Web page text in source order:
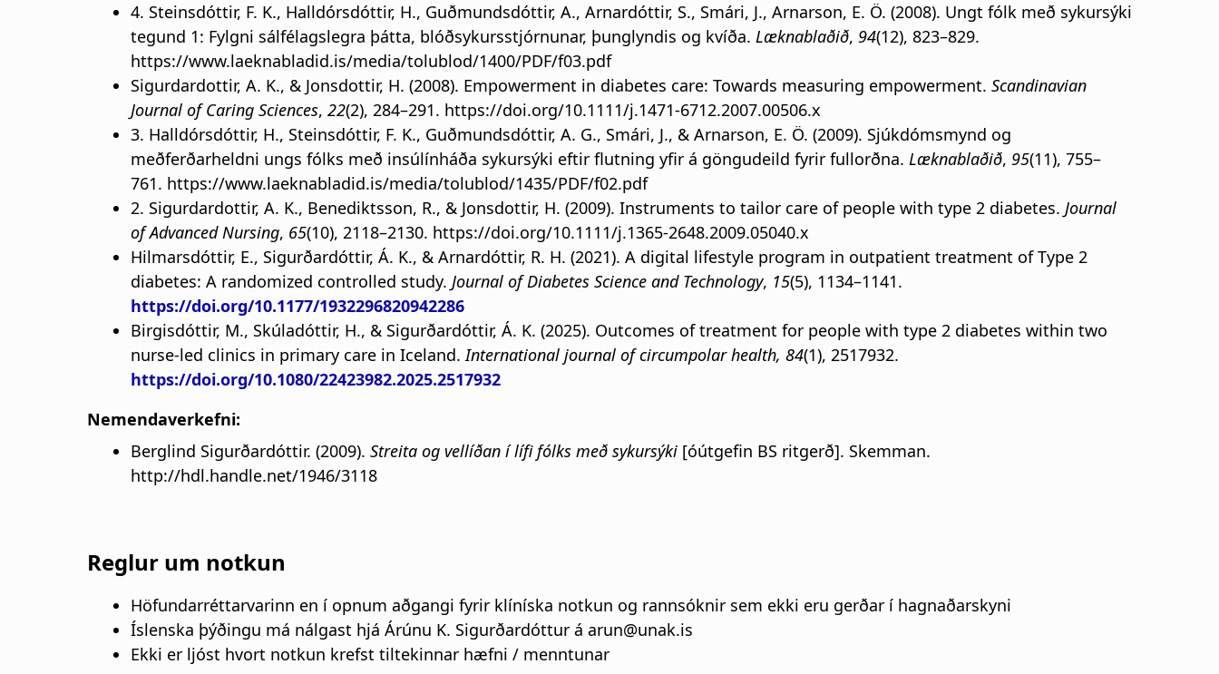
4. Steinsdóttir, F. K., Halldórsdóttir, H., Guðmundsdóttir, A., Arnardóttir, S., Smári, J., Arnarson, E. Ö. (2008). Ungt fólk með sykursýki
tegund 1: Fylgni sálfélagslegra þátta, blóðsykursstjórnunar, þunglyndis og kvíða. Læknablaðið, 94(12), 823–829.
https://www.laeknabladid.is/media/tolublod/1400/PDF/f03.pdf
Sigurdardottir, A. K., & Jonsdottir, H. (2008). Empowerment in diabetes care: Towards measuring empowerment. Scandinavian
Journal of Caring Sciences, 22(2), 284–291. https://doi.org/10.1111/j.1471-6712.2007.00506.x
3. Halldórsdóttir, H., Steinsdóttir, F. K., Guðmundsdóttir, A. G., Smári, J., & Arnarson, E. Ö. (2009). Sjúkdómsmynd og
meðferðarheldni ungs fólks með insúlínháða sykursýki eftir flutning yfir á göngudeild fyrir fullorðna. Læknablaðið, 95(11), 755–
761. https://www.laeknabladid.is/media/tolublod/1435/PDF/f02.pdf
2. Sigurdardottir, A. K., Benediktsson, R., & Jonsdottir, H. (2009). Instruments to tailor care of people with type 2 diabetes. Journal
of Advanced Nursing, 65(10), 2118–2130. https://doi.org/10.1111/j.1365-2648.2009.05040.x
Hilmarsdóttir, E., Sigurðardóttir, Á. K., & Arnardóttir, R. H. (2021). A digital lifestyle program in outpatient treatment of Type 2
diabetes: A randomized controlled study. Journal of Diabetes Science and Technology, 15(5), 1134–1141.
https://doi.org/10.1177/1932296820942286
Birgisdóttir, M., Skúladóttir, H., & Sigurðardóttir, Á. K. (2025). Outcomes of treatment for people with type 2 diabetes within two
nurse-led clinics in primary care in Iceland. International journal of circumpolar health, 84(1), 2517932.
https://doi.org/10.1080/22423982.2025.2517932
Nemendaverkefni:
Berglind Sigurðardóttir. (2009). Streita og vellíðan í lífi fólks með sykursýki [óútgefin BS ritgerð]. Skemman.
http://hdl.handle.net/1946/3118
Reglur um notkun
Höfundarréttarvarinn en í opnum aðgangi fyrir klíníska notkun og rannsóknir sem ekki eru gerðar í hagnaðarskyni
Íslenska þýðingu má nálgast hjá Árúnu K. Sigurðardóttur á arun@unak.is
Ekki er ljóst hvort notkun krefst tiltekinnar hæfni / menntunar